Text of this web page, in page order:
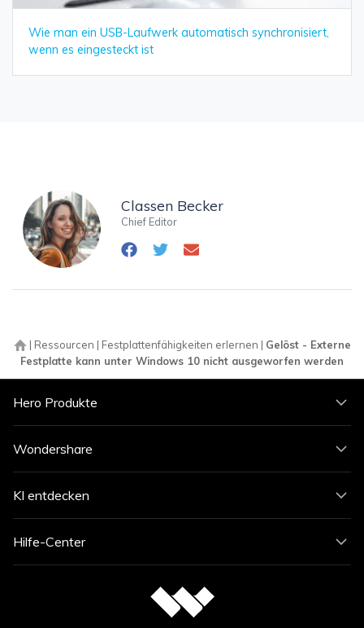
Wie man ein USB-Laufwerk automatisch synchronisiert,
wenn es eingesteckt ist
Classen Becker
Chief Editor
| Ressourcen | Festplattenfähigkeiten erlernen | Gelöst - Externe
Festplatte kann unter Windows 10 nicht ausgeworfen werden
Hero Produkte
Wondershare
KI entdecken
Hilfe-Center